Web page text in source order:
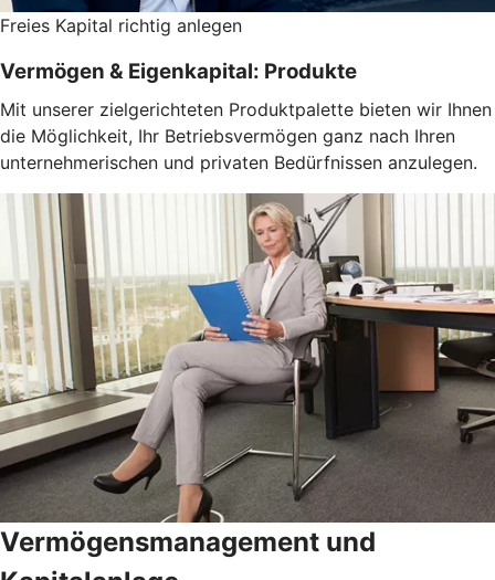
Freies Kapital richtig anlegen
Vermögen & Eigenkapital: Produkte
Mit unserer zielgerichteten Produktpalette bieten wir Ihnen
die Möglichkeit, Ihr Betriebsvermögen ganz nach Ihren
unternehmerischen und privaten Bedürfnissen anzulegen.
Vermögensmanagement und